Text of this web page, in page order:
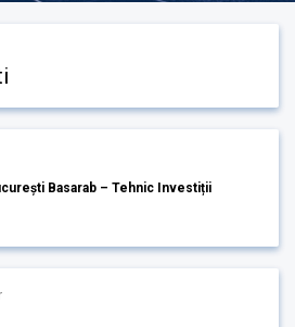
Basarab – Tehnic Investiții